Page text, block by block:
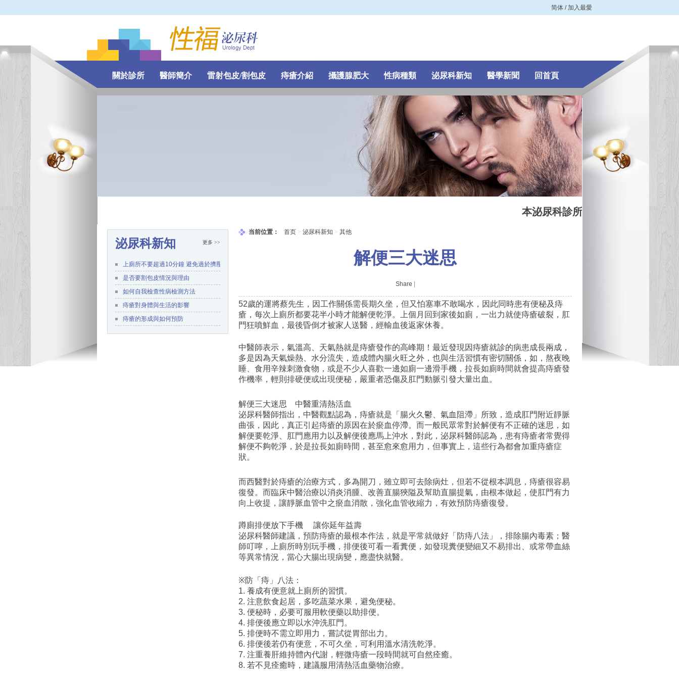
简体 / 加入最愛
關於診所 醫師簡介 雷射包皮/割包皮 痔瘡介紹 攝護腺肥大 性病種類 泌尿科新知 醫學新聞 回首頁
本泌尿科診所簡介
更多 >>
泌尿科新知
上廁所不要超過10分鐘 避免過於擠壓肛門
是否要割包皮情況與理由
如何自我檢查性病檢測方法
痔瘡對身體與生活的影響
痔瘡的形成與如何預防
当前位置： 首页 > 泌尿科新知 > 其他
解便三大迷思
Share
52歲的運將蔡先生，因工作關係需長期久坐，但又怕塞車不敢喝水，因此同時患有便秘及痔
瘡，每次上廁所都要花半小時才能解便乾淨。上個月回到家後如廁，一出力就使痔瘡破裂，肛
門狂噴鮮血，最後昏倒才被家人送醫，經輸血後返家休養。
中醫師表示，氣溫高、天氣熱就是痔瘡發作的高峰期！最近發現因痔瘡就診的病患成長兩成，
多是因為天氣燥熱、水分流失，造成體內腸火旺之外，也與生活習慣有密切關係，如，熬夜晚
睡、食用辛辣刺激食物，或是不少人喜歡一邊如廁一邊滑手機，拉長如廁時間就會提高痔瘡發
作機率，輕則排硬便或出現便秘，嚴重者恐傷及肛門動脈引發大量出血。
解便三大迷思 中醫重清熱活血
泌尿科醫師指出，中醫觀點認為，痔瘡就是「腸火久鬱、氣血阻滯」所致，造成肛門附近靜脈
曲張，因此，真正引起痔瘡的原因在於瘀血停滯。而一般民眾常對於解便有不正確的迷思，如
解便要乾淨、肛門應用力以及解便後應馬上沖水，對此，泌尿科醫師認為，患有痔瘡者常覺得
解便不夠乾淨，於是拉長如廁時間，甚至愈來愈用力，但事實上，這些行為都會加重痔瘡症
狀。
而西醫對於痔瘡的治療方式，多為開刀，雖立即可去除病灶，但若不從根本調息，痔瘡很容易
復發。而臨床中醫治療以消炎消腫、改善直腸狹隘及幫助直腸提氣，由根本做起，使肛門有力
向上收提，讓靜脈血管中之瘀血消散，強化血管收縮力，有效預防痔瘡復發。
蹲廁排便放下手機
讓你延年益壽
泌尿科醫師建議，預防痔瘡的最根本作法，就是平常就做好「防痔八法」，排除腸內毒素；醫
師叮嚀，上廁所時別玩手機，排便後可看一看糞便，如發現糞便變細又不易排出、或常帶血絲
等異常情況，當心大腸出現病變，應盡快就醫。
※防「痔」八法：
1. 養成有便意就上廁所的習慣。
2. 注意飲食起居，多吃蔬菜水果，避免便秘。
3. 便秘時，必要可服用軟便藥以助排便。
4. 排便後應立即以水沖洗肛門。
5. 排便時不需立即用力，嘗試從胃部出力。
6. 排便後若仍有便意，不可久坐，可利用溫水清洗乾淨。
7. 注重養肝維持體內代謝，輕微痔瘡一段時間就可自然痊癒。
8. 若不見痊癒時，建議服用清熱活血藥物治療。